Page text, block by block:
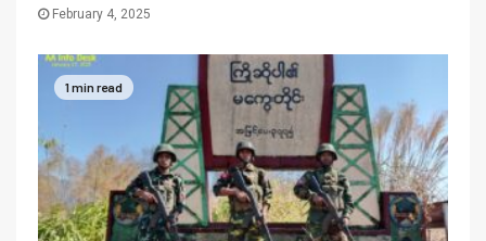
February 4, 2025
1 min read